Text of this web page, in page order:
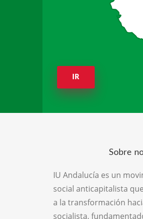
IR
Sobre
IU Andalucía es un
social anticapitalista
a la transformación
socialista,